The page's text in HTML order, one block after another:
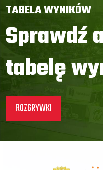
TABELA WYNIKÓW
Sprawdź
tabelę
ROZGRYWKI